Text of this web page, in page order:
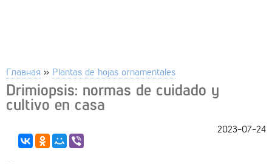
Главная » Plantas de hojas ornamentales
Drimiopsis: normas de cuidado y
cultivo en casa
2023-07-24